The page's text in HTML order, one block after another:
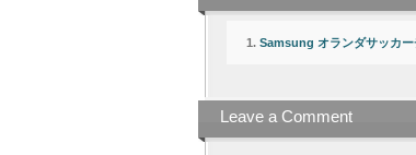
Samsung オランダサッカ
Leave a Comment